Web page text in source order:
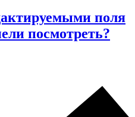
поля
посмотреть?